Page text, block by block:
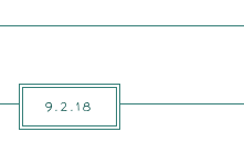
9.2.18